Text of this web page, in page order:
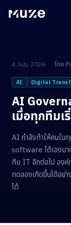
4 July 2026 โดย
AI Digital
AI
เมื่อทุกทีมเ
AI กำลังทำให้คนใน
software ได้เองมา
ทีม IT อีกต่อไป องค์
ทดลองเกิดขึ้นได้อย่
ได้